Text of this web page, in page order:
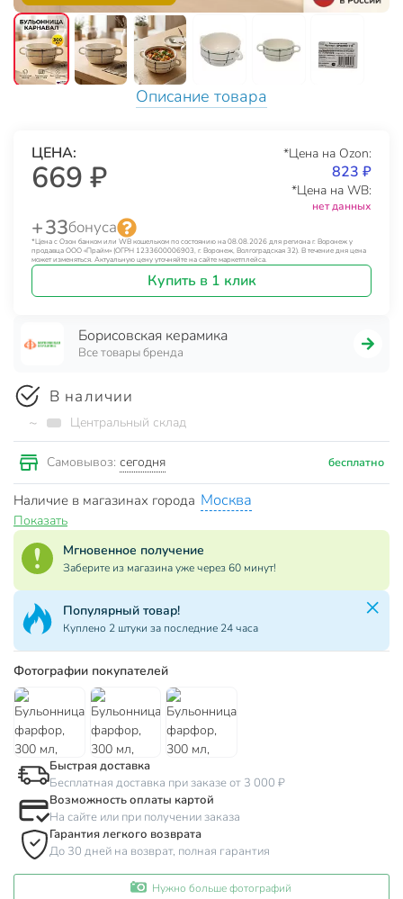
Описание товара
ЦЕНА:
669 ₽
*Цена на Ozon:
823 ₽
*Цена на WB:
нет данных
+ 33бонуса
*Цена с Озон банком или WB кошельком по состоянию на 08.08.2026 для региона г. Воронеж у
продавца ООО «Прайм» (ОГРН 1233600006903, г. Воронеж, Волгоградская 32). В течение дня цена
может изменяться. Актуальную цену уточняйте на сайте маркетплейса.
Купить в 1 клик
Борисовская керамика
Все товары бренда
В наличии
~ Центральный склад
Самовывоз: сегодня бесплатно
Наличие в магазинах города Москва
Показать
Мгновенное получение
Заберите из магазина уже через 60 минут!
Популярный товар!
Куплено 2 штуки за последние 24 часа
Фотографии покупателей
Быстрая доставка
Бесплатная доставка при заказе от 3 000 ₽
Возможность оплаты картой
На сайте или при получении заказа
Гарантия легкого возврата
До 30 дней на возврат, полная гарантия
Нужно больше фотографий